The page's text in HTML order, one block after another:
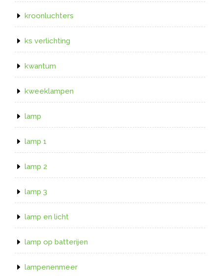
kroonluchters
ks verlichting
kwantum
kweeklampen
lamp
lamp 1
lamp 2
lamp 3
lamp en licht
lamp op batterijen
lampenenmeer